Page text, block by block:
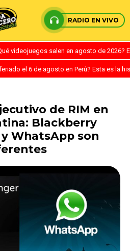
RADIO EN VIVO
videojuegos salen en agosto de
el 6 de agosto en Perú? Esta es la
de RIM en
Blackberry
WhatsApp son